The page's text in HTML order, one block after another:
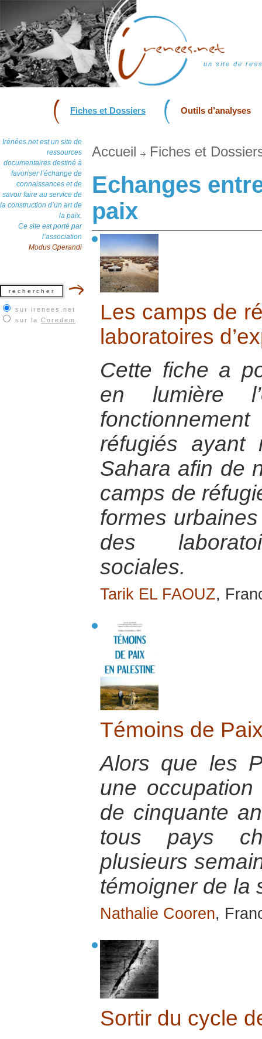
un site de
Fiches et Dossiers Outils d’analyses
Irénées.net est un site de
ressources
documentaires destiné à
favoriser l’échange de
connaissances et de
savoir faire au service de
la construction d’un art de
la paix.
Ce site est porté par
l’association
Modus Operandi
sur irenees.net
sur la Coredem
Accueil Fiches et
Echanges
paix
Les camps de
laboratoires
Cette fiche a
en lumière
réfugiés ayant
Sahara afin de
camps de
formes
des
sociales.
Tarik EL FAOUZ,
Témoins de
Alors que les
une
de cinquante
tous pays
plusieurs
témoigner de la
Nathalie Cooren,
Sortir du cycle